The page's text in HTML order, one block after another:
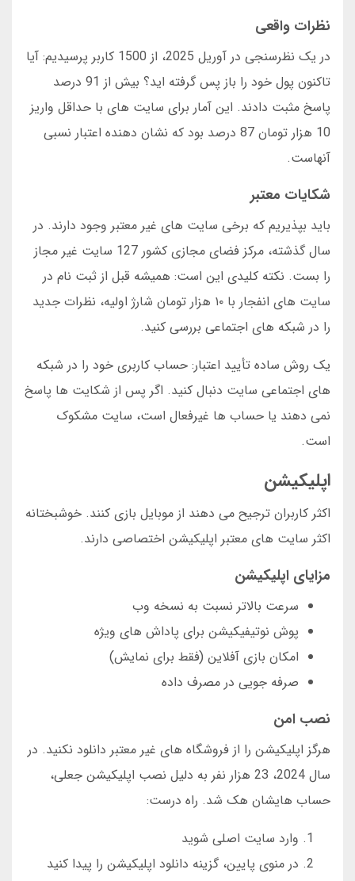
نظرات واقعی
در یک نظرسنجی در آوریل 2025، از 1500 کاربر پرسیدیم: آیا
تاکنون پول خود را باز پس گرفته اید؟ بیش از 91 درصد
پاسخ مثبت دادند. این آمار برای سایت های با حداقل واریز
10 هزار تومان 87 درصد بود که نشان دهنده اعتبار نسبی
آنهاست.
شکایات معتبر
باید بپذیریم که برخی سایت های غیر معتبر وجود دارند. در
سال گذشته، مرکز فضای مجازی کشور 127 سایت غیر مجاز
را بست. نکته کلیدی این است: همیشه قبل از ثبت نام در
سایت های انفجار با ۱۰ هزار تومان شارژ اولیه، نظرات جدید
را در شبکه های اجتماعی بررسی کنید.
یک روش ساده تأیید اعتبار: حساب کاربری خود را در شبکه
های اجتماعی سایت دنبال کنید. اگر پس از شکایت ها پاسخ
نمی دهند یا حساب ها غیرفعال است، سایت مشکوک
است.
اپلیکیشن
اکثر کاربران ترجیح می دهند از موبایل بازی کنند. خوشبختانه
اکثر سایت های معتبر اپلیکیشن اختصاصی دارند.
مزایای اپلیکیشن
سرعت بالاتر نسبت به نسخه وب
پوش نوتیفیکیشن برای پاداش های ویژه
امکان بازی آفلاین (فقط برای نمایش)
صرفه جویی در مصرف داده
نصب امن
هرگز اپلیکیشن را از فروشگاه های غیر معتبر دانلود نکنید. در
سال 2024، 23 هزار نفر به دلیل نصب اپلیکیشن جعلی،
حساب هایشان هک شد. راه درست:
وارد سایت اصلی شوید
در منوی پایین، گزینه دانلود اپلیکیشن را پیدا کنید